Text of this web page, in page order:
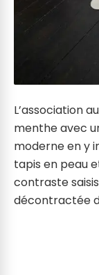
L’association
menthe avec
moderne en y
tapis en peau
contraste
décontractée